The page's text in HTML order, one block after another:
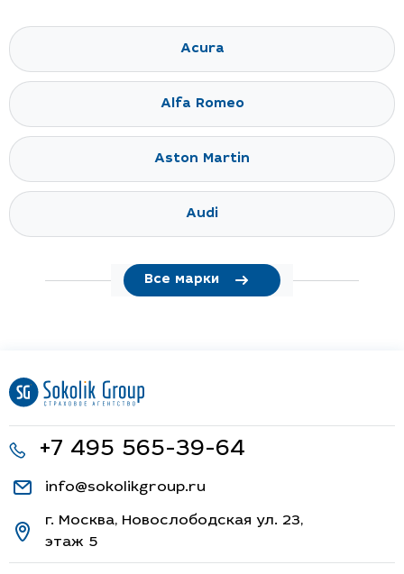
Acura
Alfa Romeo
Aston Martin
Audi
Все марки
+7 495 565-39-64
info@sokolikgroup.ru
г. Москва, Новослободская ул. 23,
этаж 5